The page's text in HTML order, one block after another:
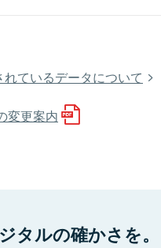
ているデータについて
変更案内
タルの確かさを。